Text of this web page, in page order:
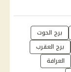
برج الحوت
برج العقرب
العرافة